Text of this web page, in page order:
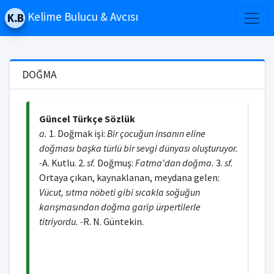
Kelime Bulucu & Avcısı
DOĞMA
Güncel Türkçe Sözlük
a. 1. Doğmak işi: Bir çocuğun insanın eline
doğması başka türlü bir sevgi dünyası oluşturuyor.
-A. Kutlu. 2. sf. Doğmuş: Fatma'dan doğma. 3. sf.
Ortaya çıkan, kaynaklanan, meydana gelen:
Vücut, sıtma nöbeti gibi sıcakla soğuğun
karışmasından doğma garip ürpertilerle
titriyordu. -R. N. Güntekin.